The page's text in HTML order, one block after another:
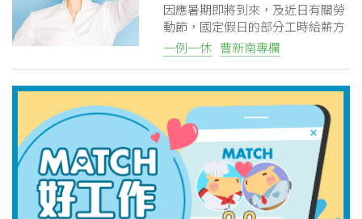
因應暑期即將到來，及近日有關勞
動節，國定假日的部分工時給薪方
式問題，有關部分工時的討論也多
了起來，最近跟一些朋友聊，發覺
有些朋友有些誤解，這邊趕緊提出
來說一下。
一例一休 曹新南專欄